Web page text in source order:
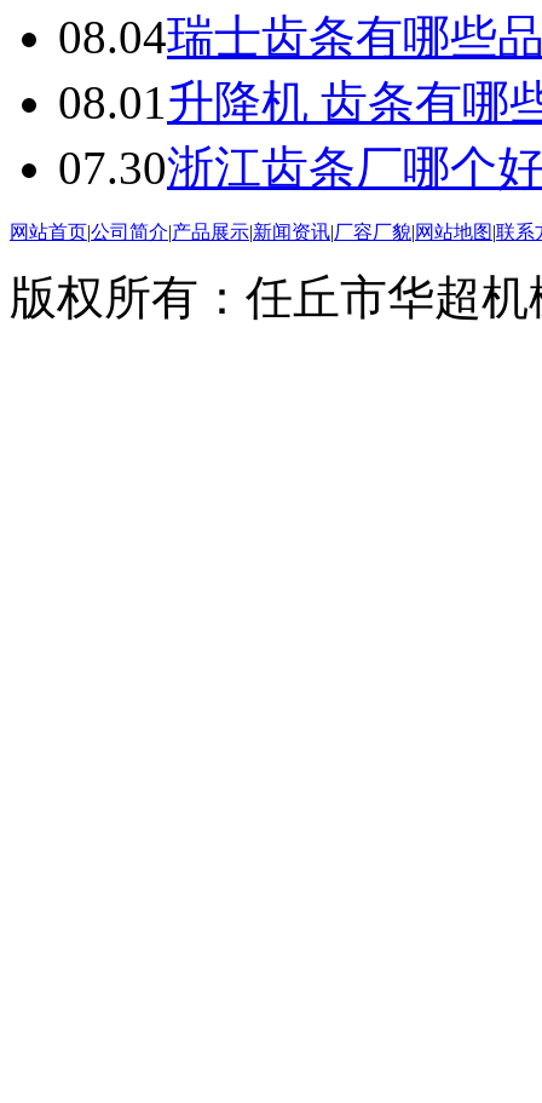
08.04瑞士齿条有哪些
08.01升降机 齿条有哪
07.30浙江齿条厂哪个
网站首页|公司简介|产品展示|新闻资讯|厂容厂貌|网站地图|联系
版权所有：任丘市华超